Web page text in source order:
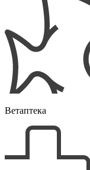
Ветаптека